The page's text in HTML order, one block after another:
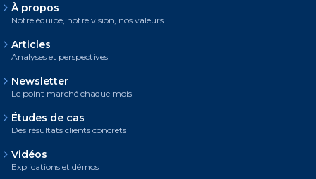
À propos
Notre équipe, notre vision, nos valeurs
Articles
Analyses et perspectives
Newsletter
Le point marché chaque mois
Études de cas
Des résultats clients concrets
Vidéos
Explications et démos